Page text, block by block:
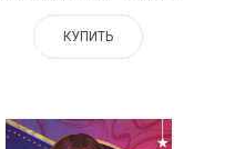
КУПИТЬ